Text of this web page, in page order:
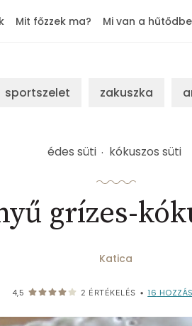
Mit főzzek ma? Mi van a
sportszelet zakuszka
édes süti kókuszos süti
grízes-
Katica
4,5 2 ÉRTÉKELÉS • 16